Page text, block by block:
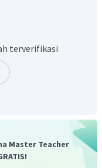
terverifikasi
Master Teacher